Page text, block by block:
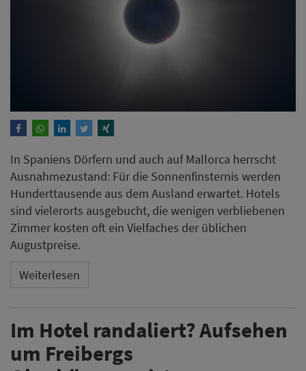
In Spaniens Dörfern und auch auf Mallorca herrscht
Ausnahmezustand: Für die Sonnenfinsternis werden
Hunderttausende aus dem Ausland erwartet. Hotels
sind vielerorts ausgebucht, die wenigen verbliebenen
Zimmer kosten oft ein Vielfaches der üblichen
Augustpreise.
Weiterlesen
Im Hotel randaliert? Aufsehen
um Freibergs